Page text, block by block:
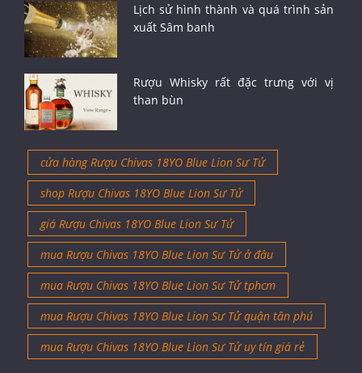
Lịch sử hình thành và quá trình sản
xuất Sâm banh
Rượu Whisky rất đặc trưng với vị
than bùn
cửa hàng Rượu Chivas 18YO Blue Lion Sư Tử
shop Rượu Chivas 18YO Blue Lion Sư Tử
giá Rượu Chivas 18YO Blue Lion Sư Tử
mua Rượu Chivas 18YO Blue Lion Sư Tử ở đâu
mua Rượu Chivas 18YO Blue Lion Sư Tử tphcm
mua Rượu Chivas 18YO Blue Lion Sư Tử quận tân phú
mua Rượu Chivas 18YO Blue Lion Sư Tử uy tín giá rẻ